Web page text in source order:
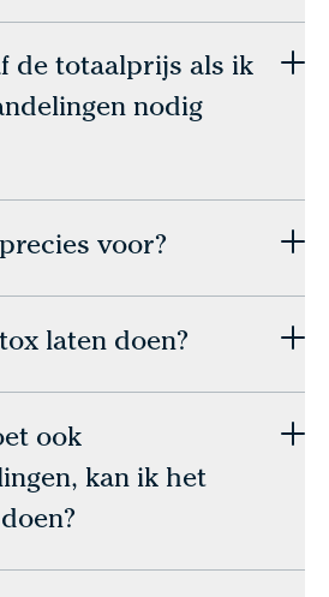
de totaalprijs als ik
nodig
voor?
laten doen?
ook
kan ik het